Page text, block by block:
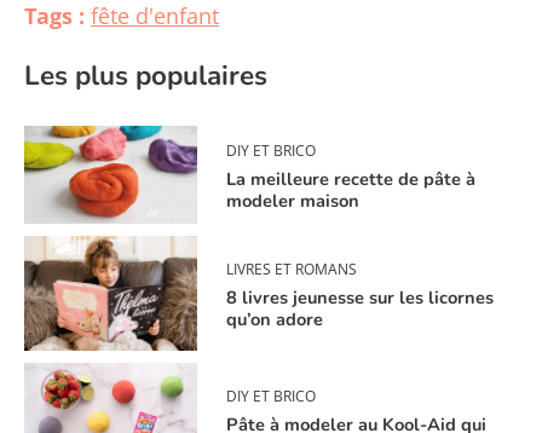
Tags : fête d'enfant
Les plus populaires
DIY ET BRICO
La meilleure recette de pâte à
modeler maison
LIVRES ET ROMANS
8 livres jeunesse sur les licornes
qu’on adore
DIY ET BRICO
Pâte à modeler au Kool-Aid qui